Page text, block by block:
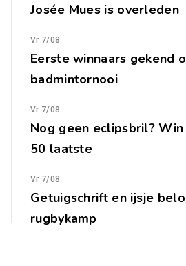
Josée Mues is overleden
Vr 7/08
Eerste winnaars gekend
badmintornooi
Vr 7/08
Nog geen eclipsbril?
50 laatste
Vr 7/08
Getuigschrift en ijsje
rugbykamp